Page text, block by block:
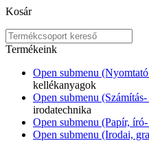
Kosár
Termékeink
Open submenu
kellékanyagok
Open submenu
irodatechnika
Open submenu (Papír,
Open submenu (Irodai,